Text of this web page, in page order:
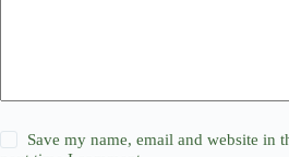
Save my name, email and website in